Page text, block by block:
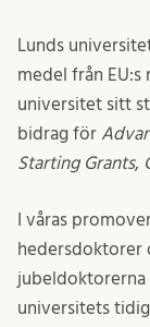
Lunds
medel från EU:s
universitet sitt
bidrag för
Starting Grants,
I våras
hedersdoktorer
jubeldoktorerna
universitets